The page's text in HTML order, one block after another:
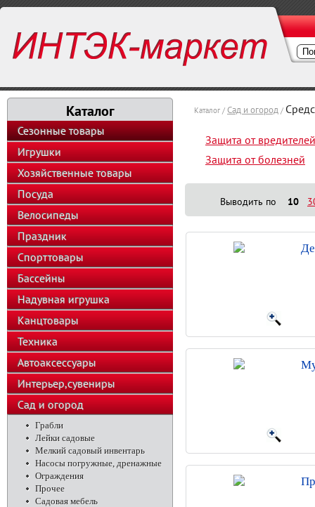
Каталог
Сезонные товары
Игрушки
Хозяйственные товары
Посуда
Велосипеды
Праздник
Спорттовары
Бассейны
Надувная игрушка
Канцтовары
Техника
Автоаксессуары
Интерьер,сувениры
Сад и огород
Грабли
Лейки садовые
Мелкий садовый инвентарь
Насосы погружные, дренажные
Ограждения
Прочее
Садовая мебель
Каталог / Сад и огород /
Защита от вредителей
Защита от болезней
Выводить по 10